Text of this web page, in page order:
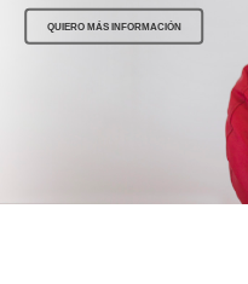
QUIERO MÁS INFORMACIÓN